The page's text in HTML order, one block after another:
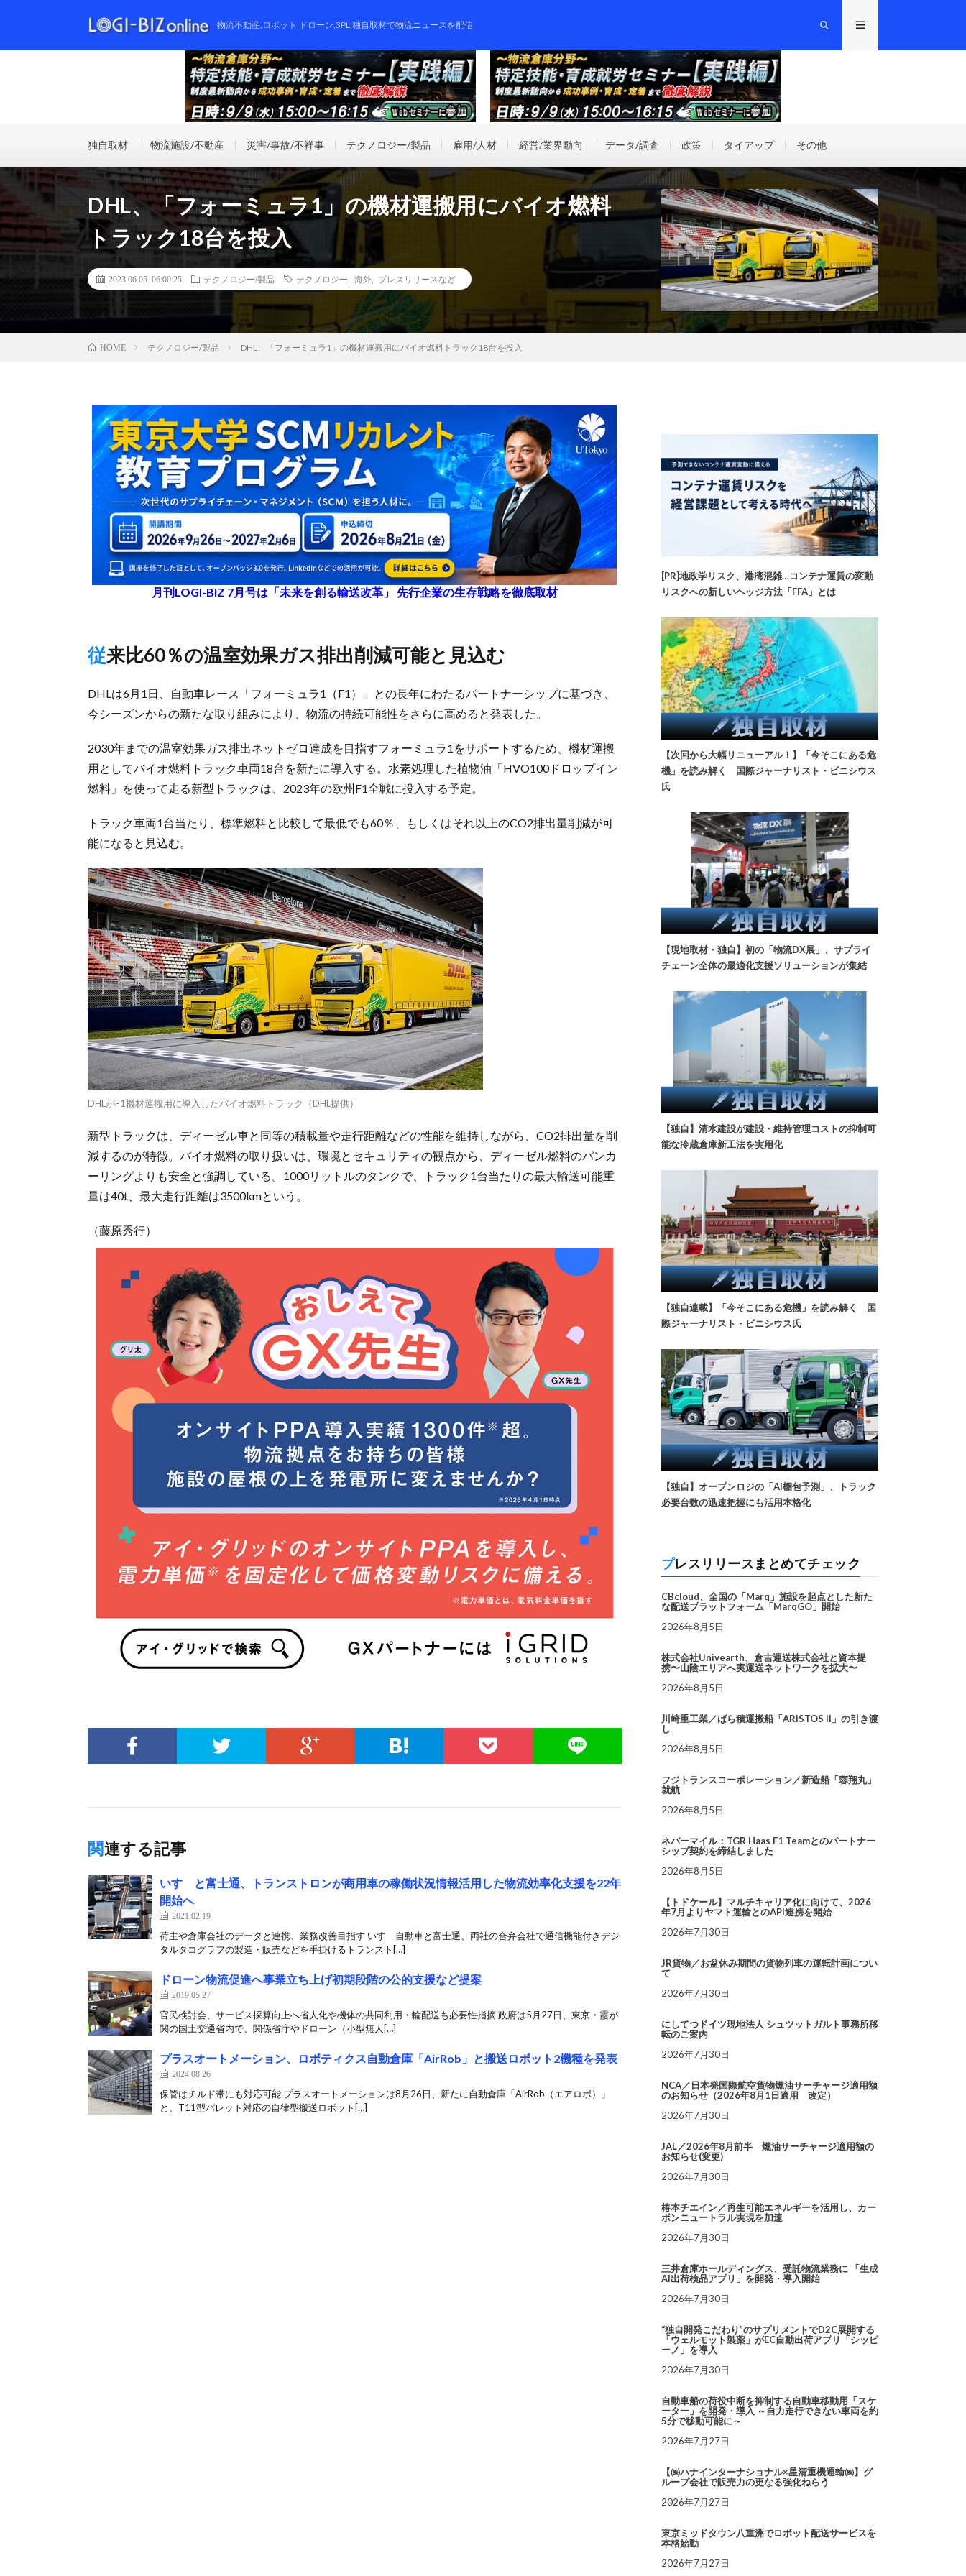
物流不動産,ロボット,ドローン,3PL,独自取材で物流ニュースを配信
独自取材 物流施設/不動産 災害/事故/不祥事 テクノロジー/製品 雇用/人材 経営/業界動向 データ/調査 政策 タイアップ その他
DHL、「フォーミュラ1」の機材運搬用にバイオ燃料
トラック18台を投入
2023.06.05 06:00:25 テクノロジー/製品 テクノロジー 海外 プレスリリースなど
HOME テクノロジー/製品 DHL、「フォーミュラ1」の機材運搬用にバイオ燃料トラック18台を投入
月刊LOGI-BIZ 7月号は「未来を創る輸送改革」 先行企業の生存戦略を徹底取材
従来比60％の温室効果ガス排出削減可能と見込む
DHLは6月1日、自動車レース「フォーミュラ1（F1）」との長年にわたるパートナーシップに基づき、
今シーズンからの新たな取り組みにより、物流の持続可能性をさらに高めると発表した。
2030年までの温室効果ガス排出ネットゼロ達成を目指すフォーミュラ1をサポートするため、機材運搬
用としてバイオ燃料トラック車両18台を新たに導入する。水素処理した植物油「HVO100ドロップイン
燃料」を使って走る新型トラックは、2023年の欧州F1全戦に投入する予定。
トラック車両1台当たり、標準燃料と比較して最低でも60％、もしくはそれ以上のCO2排出量削減が可
能になると見込む。
DHLがF1機材運搬用に導入したバイオ燃料トラック（DHL提供）
新型トラックは、ディーゼル車と同等の積載量や走行距離などの性能を維持しながら、CO2排出量を削
減するのが特徴。バイオ燃料の取り扱いは、環境とセキュリティの観点から、ディーゼル燃料のバンカ
ーリングよりも安全と強調している。1000リットルのタンクで、トラック1台当たりの最大輸送可能重
量は40t、最大走行距離は3500kmという。
（藤原秀行）
関連する記事
いすゞと富士通、トランストロンが商用車の稼働状況情報活用した物流効率化支援を22年
開始へ
2021.02.19
荷主や倉庫会社のデータと連携、業務改善目指す いすゞ自動車と富士通、両社の合弁会社で通信機能付きデジ
タルタコグラフの製造・販売などを手掛けるトランスト[…]
ドローン物流促進へ事業立ち上げ初期段階の公的支援など提案
2019.05.27
官民検討会、サービス採算向上へ省人化や機体の共同利用・輸配送も必要性指摘 政府は5月27日、東京・霞が
関の国土交通省内で、関係省庁やドローン（小型無人[…]
プラスオートメーション、ロボティクス自動倉庫「AirRob」と搬送ロボット2機種を発表
2024.08.26
保管はチルド帯にも対応可能 プラスオートメーションは8月26日、新たに自動倉庫「AirRob（エアロボ）」
と、T11型パレット対応の自律型搬送ロボット[…]
[PR]地政学リスク、港湾混雑…コンテナ運賃の変動
リスクへの新しいヘッジ方法「FFA」とは
【次回から大幅リニューアル！】「今そこにある危
機」を読み解く 国際ジャーナリスト・ビニシウス
氏
【現地取材・独自】初の「物流DX展」、サプライ
チェーン全体の最適化支援ソリューションが集結
【独自】清水建設が建設・維持管理コストの抑制可
能な冷蔵倉庫新工法を実用化
【独自連載】「今そこにある危機」を読み解く 国
際ジャーナリスト・ビニシウス氏
【独自】オープンロジの「AI梱包予測」、トラック
必要台数の迅速把握にも活用本格化
プレスリリースまとめてチェック
CBcloud、全国の「Marq」施設を起点とした新た
な配送プラットフォーム「MarqGO」開始
2026年8月5日
株式会社Univearth、倉吉運送株式会社と資本提
携〜山陰エリアへ実運送ネットワークを拡大〜
2026年8月5日
川崎重工業／ばら積運搬船「ARISTOS II」の引き渡
し
2026年8月5日
フジトランスコーポレーション／新造船「蓉翔丸」
就航
2026年8月5日
ネバーマイル：TGR Haas F1 Teamとのパートナー
シップ契約を締結しました
2026年8月5日
【トドケール】マルチキャリア化に向けて、2026
年7月よりヤマト運輸とのAPI連携を開始
2026年7月30日
JR貨物／お盆休み期間の貨物列車の運転計画につい
て
2026年7月30日
にしてつドイツ現地法人 シュツットガルト事務所移
転のご案内
2026年7月30日
NCA／日本発国際航空貨物燃油サーチャージ適用額
のお知らせ（2026年8月1日適用 改定）
2026年7月30日
JAL／2026年8月前半 燃油サーチャージ適用額の
お知らせ(変更)
2026年7月30日
椿本チエイン／再生可能エネルギーを活用し、カー
ボンニュートラル実現を加速
2026年7月30日
三井倉庫ホールディングス、受託物流業務に 「生成
AI出荷検品アプリ」を開発・導入開始
2026年7月30日
“独自開発こだわり”のサプリメントでD2C展開する
「ウェルモット製薬」がEC自動出荷アプリ「シッピ
ーノ」を導入
2026年7月30日
自動車船の荷役中断を抑制する自動車移動用「スケ
ーター」を開発・導入 ～自力走行できない車両を約
5分で移動可能に～
2026年7月27日
【㈱ハナインターナショナル×星清重機運輸㈱】グ
ループ会社で販売力の更なる強化ねらう
2026年7月27日
東京ミッドタウン八重洲でロボット配送サービスを
本格始動
2026年7月27日